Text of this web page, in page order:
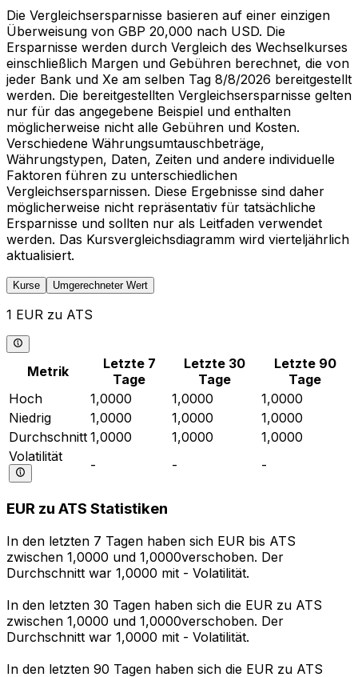
Die Vergleichsersparnisse basieren auf einer einzigen
Überweisung von GBP 20,000 nach USD. Die
Ersparnisse werden durch Vergleich des Wechselkurses
einschließlich Margen und Gebühren berechnet, die von
jeder Bank und Xe am selben Tag 8/8/2026 bereitgestellt
werden. Die bereitgestellten Vergleichsersparnisse gelten
nur für das angegebene Beispiel und enthalten
möglicherweise nicht alle Gebühren und Kosten.
Verschiedene Währungsumtauschbeträge,
Währungstypen, Daten, Zeiten und andere individuelle
Faktoren führen zu unterschiedlichen
Vergleichsersparnissen. Diese Ergebnisse sind daher
möglicherweise nicht repräsentativ für tatsächliche
Ersparnisse und sollten nur als Leitfaden verwendet
werden. Das Kursvergleichsdiagramm wird vierteljährlich
aktualisiert.
Kurse Umgerechneter Wert
1 EUR zu ATS
Metrik
Letzte 7
Tage
Letzte 30
Tage
Letzte 90
Tage
Hoch
1,0000 1,0000
1,0000
Niedrig
1,0000 1,0000
1,0000
Durchschnitt 1,0000 1,0000
1,0000
Volatilität
- - -
EUR zu ATS Statistiken
In den letzten 7 Tagen haben sich EUR bis ATS
zwischen 1,0000 und 1,0000verschoben. Der
Durchschnitt war 1,0000 mit - Volatilität.
In den letzten 30 Tagen haben sich die EUR zu ATS
zwischen 1,0000 und 1,0000verschoben. Der
Durchschnitt war 1,0000 mit - Volatilität.
In den letzten 90 Tagen haben sich die EUR zu ATS